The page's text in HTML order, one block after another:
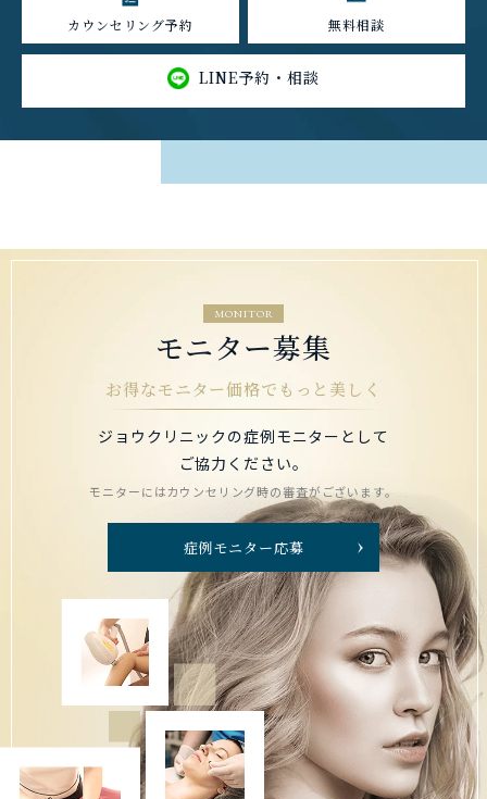
カウンセリング予約 無料相談
LINE予約・相談
MONITOR
モニター募集
お得なモニター価格でもっと美しく
ジョウクリニックの症例モニターとして
ご協力ください。
モニターにはカウンセリング時の審査がございます。
症例モニター応募